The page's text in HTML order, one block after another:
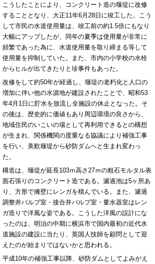
こうしたことにより、コンクリート造の堰堤に改修
することとなり、大正11年6月28日に竣工した。こう
して市民の水道使用量は、竣工前の約1.5倍にもなり
大幅にアップしたが、同年の夏季は使用量が非常に
頻繁であった為に、水道使用量を取り締まる等して
使用量を抑制していた。また、市内の小学校の水栓
からヒルが出てきたりと珍事件もあった。
改修をして約50年が経過し、堰堤の老朽化と人口の
増加に伴い他の水源地が建設されたことで、昭和53
年4月1日に貯水を放流し全施設の休止となった。そ
の後は、歴史的に価値もあり周辺環境の良さから、
地域住民のいこいの場として再利用できるとの構想
が生まれ、関係機関の度重なる協議により補強工事
を行い、美歎堰堤から砂防ダムへと生まれ変わっ
た。
構造は、堰堤が延長103ｍ高さ27ｍの粗石モルタル表
面石張りのコンクリート造である。濾過池は5ヶ所あ
り、方形で擁壁にレンガを積んでいる。また、濾過
調整井バルブ室・接合井バルブ室・量水器室はレン
ガ造りで洋風な姿である。こうした洋風の設計にな
ったのは、明治の中期に横浜市で国内最初の近代水
道施設の建設に当たり、英国人技師を顧問として迎
えたのが始まりではないかと思われる。
平成10年の補強工事以降、砂防ダムとしてよみがえ